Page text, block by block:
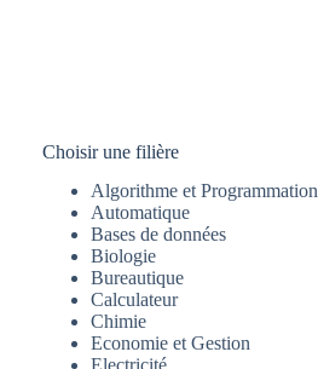
Choisir une filière
Algorithme et Programmation
Automatique
Bases de données
Biologie
Bureautique
Calculateur
Chimie
Economie et Gestion